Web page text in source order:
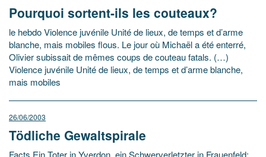
Pourquoi sortent-ils les couteaux?
le hebdo Violence juvénile Unité de lieux, de temps et d’arme
blanche, mais mobiles flous. Le jour où Michaël a été enterré,
Olivier subissait de mêmes coups de couteau fatals. (…)
Violence juvénile Unité de lieux, de temps et d’arme blanche,
mais mobiles
26/06/2003
Tödliche Gewaltspirale
Facts Ein Toter in Yverdon, ein Schwerverletzter in Frauenfeld: